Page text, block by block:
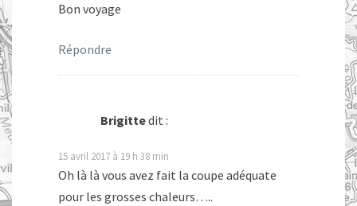
Bon voyage
Répondre
Brigittedit :
15 avril 2017 à 19 h 38 min
Oh là là vous avez fait la coupe adéquate
pour les grosses chaleurs…..